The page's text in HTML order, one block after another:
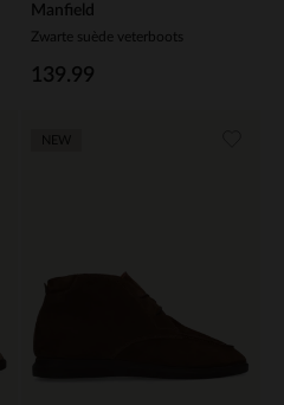
Manfield
Zwarte suède veterboots
139.99